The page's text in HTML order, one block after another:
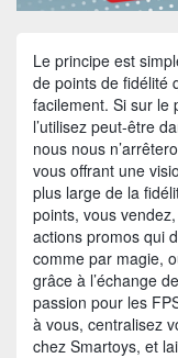
Le principe est
de points de fidélité
facilement. Si sur le
l’utilisez peut-être
nous nous
vous offrant une
plus large de la
points, vous
actions promos qui
comme par magie,
grâce à l’échange
passion pour les
à vous, centralisez
chez Smartoys, et